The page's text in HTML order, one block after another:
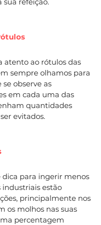
atento ao rótulos das
sempre olhamos para
observe as
em cada uma das
quantidades
evitados.
para ingerir menos
industriais estão
principalmente nos
os molhos nas suas
percentagem